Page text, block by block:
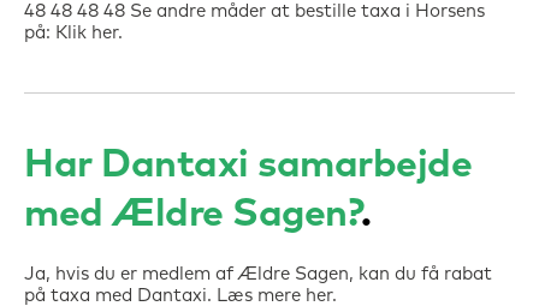
48 48 48 48 Se andre måder at bestille taxa i Horsens
på: Klik her.
Har Dantaxi samarbejde
med Ældre Sagen?
Ja, hvis du er medlem af Ældre Sagen, kan du få rabat
på taxa med Dantaxi. Læs mere her.